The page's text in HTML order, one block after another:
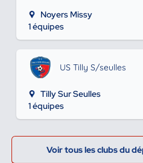
Noyers Missy
1 équipes
US Tilly S/seulles
Tilly Sur Seulles
1 équipes
Voir tous les clubs du